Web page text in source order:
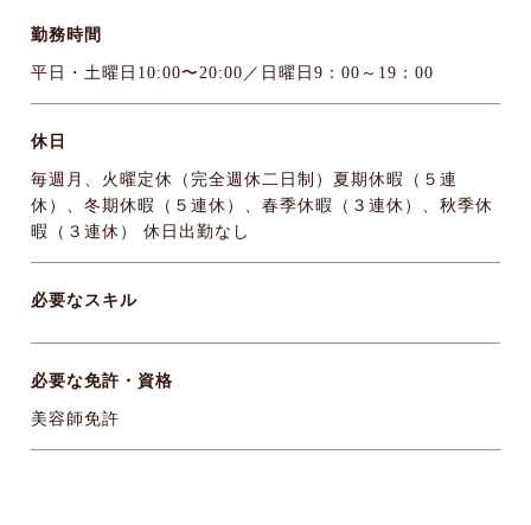
勤務時間
平日・土曜日10:00〜20:00／日曜日9：00～19：00
休日
毎週月、火曜定休（完全週休二日制）夏期休暇（５連
休）、冬期休暇（５連休）、春季休暇（３連休）、秋季休
暇（３連休） 休日出勤なし
必要なスキル
必要な免許・資格
美容師免許